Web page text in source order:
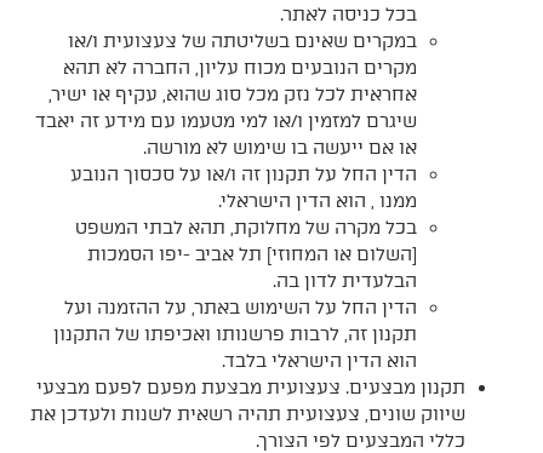
בכל כניסה לאתר.
במקרים שאינם בשליטתה של צעצועית ו/או
מקרים הנובעים מכוח עליון, החברה לא תהא
אחראית לכל נזק מכל סוג שהוא, עקיף או ישיר,
שיגרם למזמין ו/או למי מטעמו עם מידע זה יאבד
או אם ייעשה בו שימוש לא מורשה.
הדין החל על תקנון זה ו/או על סכסוך הנובע
ממנו , הוא הדין הישראלי.
בכל מקרה של מחלוקת, תהא לבתי המשפט
[השלום או המחוזי] תל אביב -יפו הסמכות
הבלעדית לדון בה.
הדין החל על השימוש באתר, על ההזמנה ועל
תקנון זה, לרבות פרשנותו ואכיפתו של התקנון
הוא הדין הישראלי בלבד.
תקנון מבצעים. צעצועית מבצעת מפעם לפעם מבצעי
שיווק שונים, צעצועית תהיה רשאית לשנות ולעדכן את
כללי המבצעים לפי הצורך.